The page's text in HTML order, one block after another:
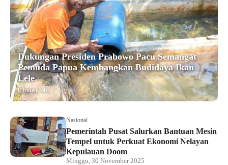
Dukungan Presiden Prabowo Pacu Semangat
Pemuda Papua Kembangkan Budidaya Ikan
Lele
8 bulan lalu
Nasional
Pemerintah Pusat Salurkan Bantuan Mesin
Tempel untuk Perkuat Ekonomi Nelayan
Kepulauan Doom
Minggu, 30 November 2025